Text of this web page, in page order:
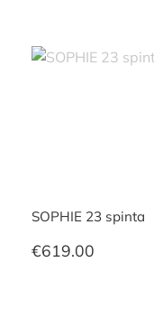
SOPHIE 23 spinta
€619.00